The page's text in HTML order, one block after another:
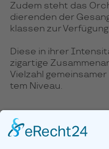
Zudem steht das
die­ren­den der
klas­sen zur Ver­fü­gung.
Diese in ihrer
zig­ar­tige
Viel­zahl
tem Niveau.
WWW.HFM-WEIMAR.DE